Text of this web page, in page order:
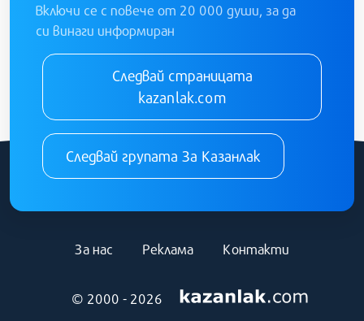
Включи се с повече от 20 000 души, за да
си винаги информиран
Следвай страницата
kazanlak.com
Следвай групата За Казанлак
© 2000 - 2026
За нас Реклама Контакти